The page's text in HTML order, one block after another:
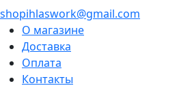
shopihlaswork@gmail.com
О магазине
Доставка
Оплата
Контакты